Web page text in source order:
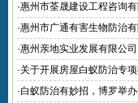
·惠州市荃晟建设工程咨询有
·惠州市广通有害生物防治有
·惠州亲地实业发展有限公司
·关于开展房屋白蚁防治专
·白蚁防治有妙招，博罗举